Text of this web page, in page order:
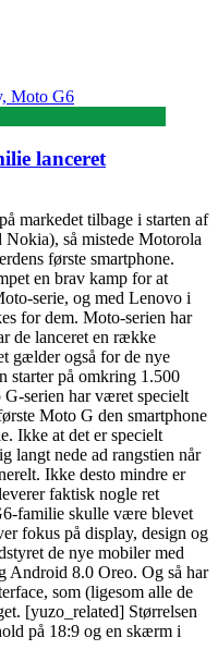
lanceret
markedet tilbage i starten af
Nokia), så mistede Motorola
første smartphone.
en brav kamp for at
serie, og med Lenovo i
for dem. Moto-serien har
de lanceret en række
gælder også for de nye
starter på omkring 1.500
serien har været specielt
Moto G den smartphone
Ikke at det er specielt
langt nede ad rangstien når
Ikke desto mindre er
faktisk nogle ret
familie skulle være blevet
fokus på display, design og
de nye mobiler med
Android 8.0 Oreo. Og så har
som (ligesom alle de
[yuzo_related] Størrelsen
på 18:9 og en skærm i